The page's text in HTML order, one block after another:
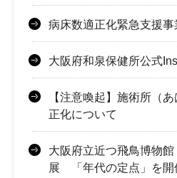
病床数適正化緊急支援事
大阪府和泉保健所公式
【注意喚起】施術所（
正化について
大阪府立近つ飛鳥博物
展 「年代の定点」を開